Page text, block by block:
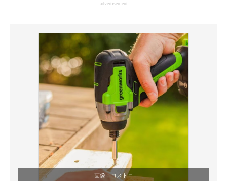
advertisement
画像：コストコ